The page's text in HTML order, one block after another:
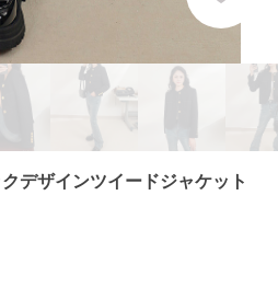
デザインツイードジャケット